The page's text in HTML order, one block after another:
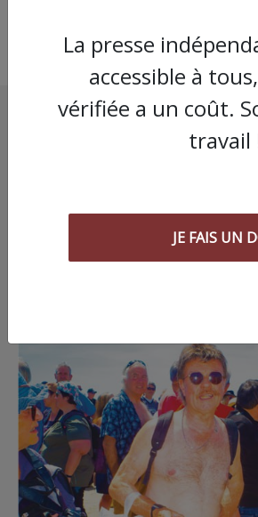
La presse
accessible à
vérifiée a un coût.
travail
JE FAIS UN